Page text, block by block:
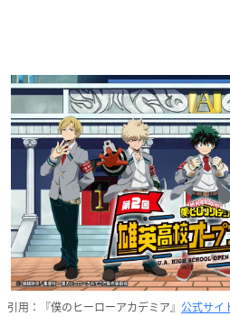
引用：『僕のヒーローアカデミア』 公式サイ